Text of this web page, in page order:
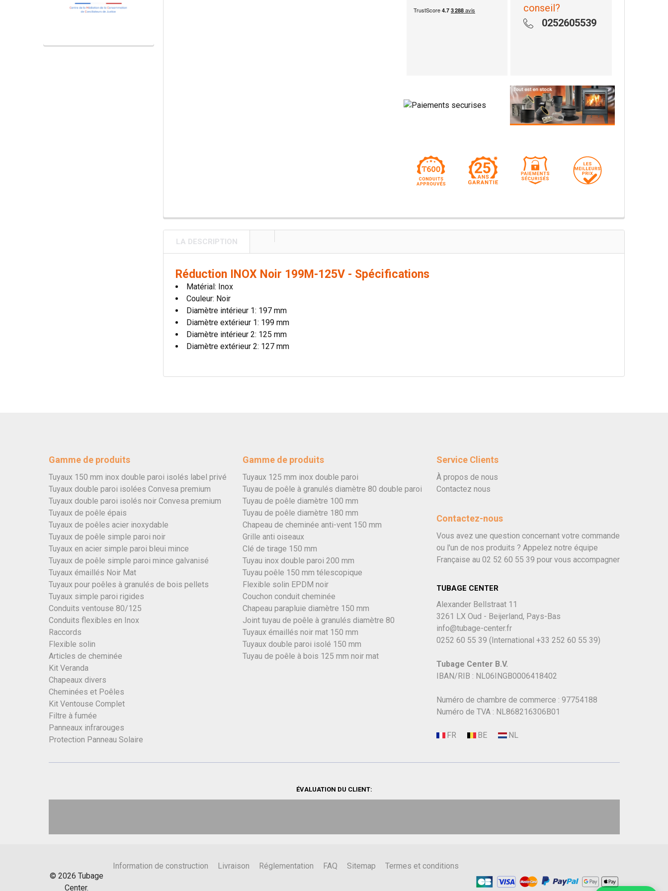
conseil?
0252605539
LA DESCRIPTION
Réduction INOX Noir 199M-125V - Spécifications
Matérial: Inox
Couleur: Noir
Diamètre intérieur 1: 197 mm
Diamètre extérieur 1: 199 mm
Diamètre intérieur 2: 125 mm
Diamètre extérieur 2: 127 mm
Gamme de produits
Tuyaux 150 mm inox double paroi isolés label privé
Tuyaux double paroi isolées Convesa premium
Tuyaux double paroi isolés noir Convesa premium
Tuyaux de poêle épais
Tuyaux de poêles acier inoxydable
Tuyaux de poêle simple paroi noir
Tuyaux en acier simple paroi bleui mince
Tuyaux de poêle simple paroi mince galvanisé
Tuyaux émaillés Noir Mat
Tuyaux pour poêles à granulés de bois pellets
Tuyaux simple paroi rigides
Conduits ventouse 80/125
Conduits flexibles en Inox
Raccords
Flexible solin
Articles de cheminée
Kit Veranda
Chapeaux divers
Cheminées et Poêles
Kit Ventouse Complet
Filtre à fumée
Panneaux infrarouges
Protection Panneau Solaire
Gamme de produits
Tuyaux 125 mm inox double paroi
Tuyau de poêle à granulés diamètre 80 double paroi
Tuyau de poêle diamètre 100 mm
Tuyau de poêle diamètre 180 mm
Chapeau de cheminée anti-vent 150 mm
Grille anti oiseaux
Clé de tirage 150 mm
Tuyau inox double paroi 200 mm
Tuyau poêle 150 mm télescopique
Flexible solin EPDM noir
Couchon conduit cheminée
Chapeau parapluie diamètre 150 mm
Joint tuyau de poêle à granulés diamètre 80
Tuyaux émaillés noir mat 150 mm
Tuyaux double paroi isolé 150 mm
Tuyau de poêle à bois 125 mm noir mat
Service Clients
À propos de nous
Contactez nous
Contactez-nous
Vous avez une question concernant votre commande
ou l'un de nos produits ? Appelez notre équipe
Française au 02 52 60 55 39 pour vous accompagner
TUBAGE CENTER
Alexander Bellstraat 11
3261 LX Oud - Beijerland, Pays-Bas
info@tubage-center.fr
0252 60 55 39 (International +33 252 60 55 39)
Tubage Center B.V.
IBAN/RIB : NL06INGB0006418402
Numéro de chambre de commerce : 97754188
Numéro de TVA : NL868216306B01
ÉVALUATION DU CLIENT:
© 2026 Tubage
Center.
Information de construction Livraison Réglementation FAQ Sitemap Termes et conditions